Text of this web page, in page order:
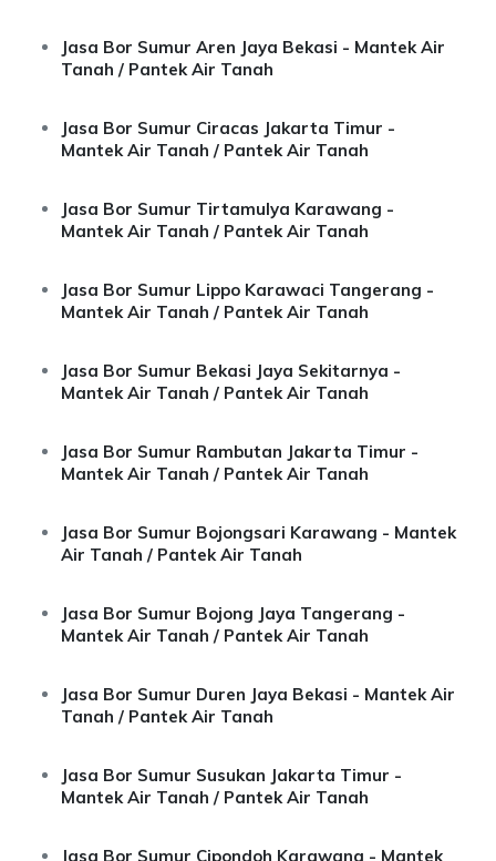
Jasa Bor Sumur Aren Jaya Bekasi - Mantek Air
Tanah / Pantek Air Tanah
Jasa Bor Sumur Ciracas Jakarta Timur -
Mantek Air Tanah / Pantek Air Tanah
Jasa Bor Sumur Tirtamulya Karawang -
Mantek Air Tanah / Pantek Air Tanah
Jasa Bor Sumur Lippo Karawaci Tangerang -
Mantek Air Tanah / Pantek Air Tanah
Jasa Bor Sumur Bekasi Jaya Sekitarnya -
Mantek Air Tanah / Pantek Air Tanah
Jasa Bor Sumur Rambutan Jakarta Timur -
Mantek Air Tanah / Pantek Air Tanah
Jasa Bor Sumur Bojongsari Karawang - Mantek
Air Tanah / Pantek Air Tanah
Jasa Bor Sumur Bojong Jaya Tangerang -
Mantek Air Tanah / Pantek Air Tanah
Jasa Bor Sumur Duren Jaya Bekasi - Mantek Air
Tanah / Pantek Air Tanah
Jasa Bor Sumur Susukan Jakarta Timur -
Mantek Air Tanah / Pantek Air Tanah
Jasa Bor Sumur Cipondoh Karawang - Mantek